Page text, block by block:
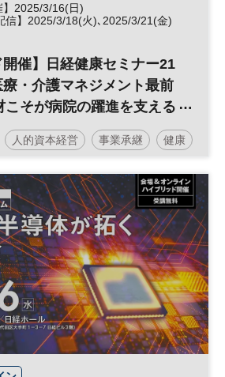
】2025/3/16(日)
信】2025/3/18(火)､2025/3/21(金)
開催】日経健康セミナー21
・介護マネジメント最前
そが病院の躍進を支える
経営が生み出すシナジー
人的資本経営 事業承継 健康
ント 不動産 経営戦略 医療
不動産活用 介護 病院経営
参加無料 土日祝開催